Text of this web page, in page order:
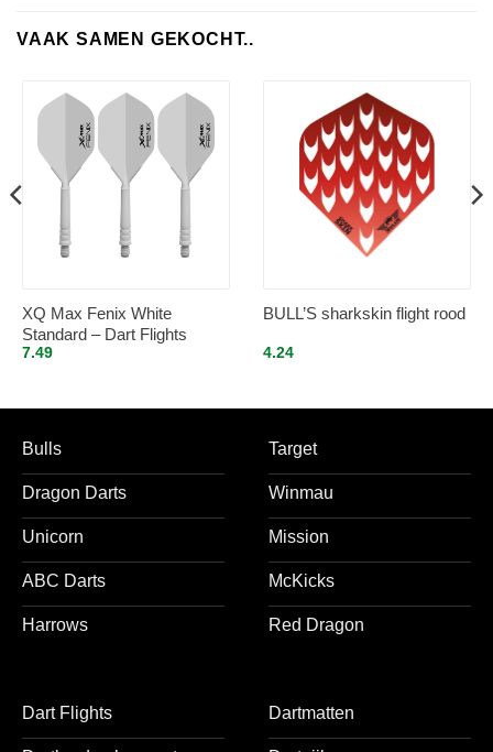
VAAK SAMEN GEKOCHT..
XQ Max Fenix White
Standard – Dart Flights
Inbetween
7.49
BULL’S sharkskin flight rood
4.24
Bulls
Dragon Darts
Unicorn
ABC Darts
Harrows
Target
Winmau
Mission
McKicks
Red Dragon
Dart Flights Dartmatten